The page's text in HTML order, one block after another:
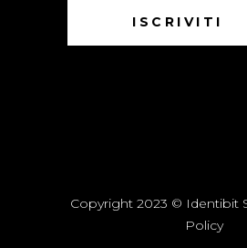
Copyright 2023 © Identibit
Policy